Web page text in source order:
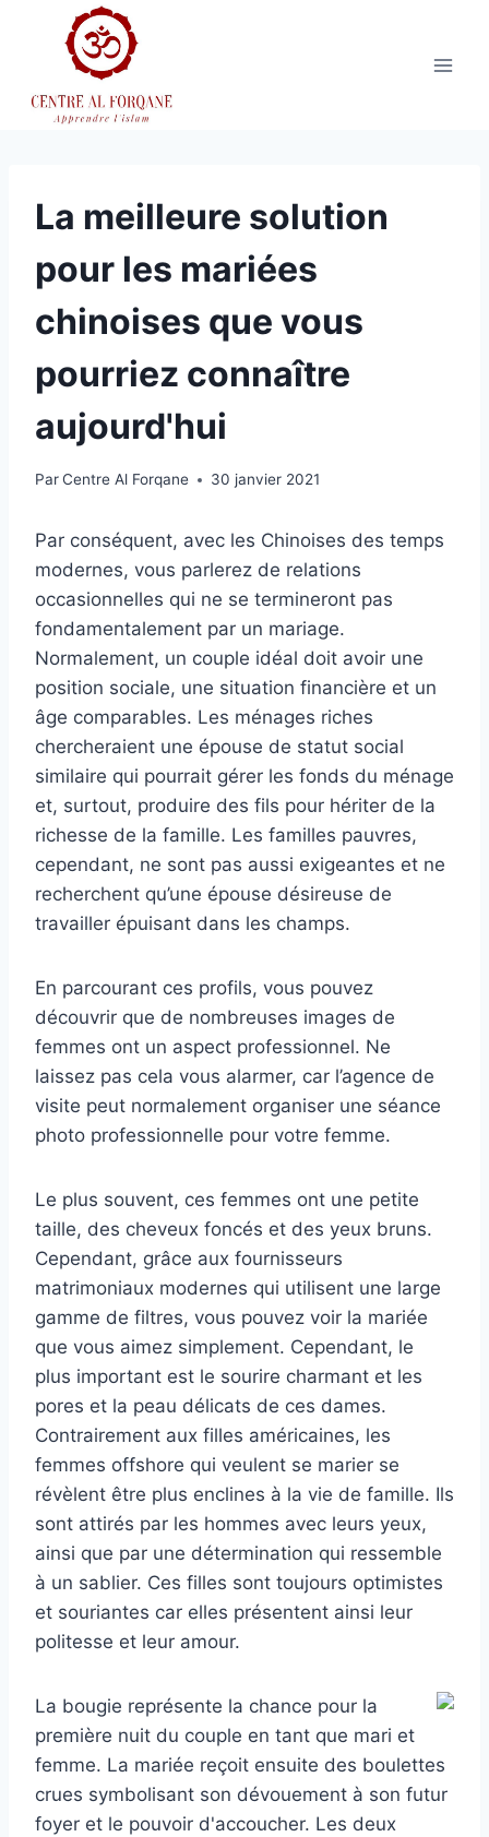
La meilleure solution
pour les mariées
chinoises que vous
pourriez connaître
aujourd'hui
ParCentre Al Forqane 30 janvier 2021
Par conséquent, avec les Chinoises des temps
modernes, vous parlerez de relations
occasionnelles qui ne se termineront pas
fondamentalement par un mariage.
Normalement, un couple idéal doit avoir une
position sociale, une situation financière et un
âge comparables. Les ménages riches
chercheraient une épouse de statut social
similaire qui pourrait gérer les fonds du ménage
et, surtout, produire des fils pour hériter de la
richesse de la famille. Les familles pauvres,
cependant, ne sont pas aussi exigeantes et ne
recherchent qu’une épouse désireuse de
travailler épuisant dans les champs.
En parcourant ces profils, vous pouvez
découvrir que de nombreuses images de
femmes ont un aspect professionnel. Ne
laissez pas cela vous alarmer, car l’agence de
visite peut normalement organiser une séance
photo professionnelle pour votre femme.
Le plus souvent, ces femmes ont une petite
taille, des cheveux foncés et des yeux bruns.
Cependant, grâce aux fournisseurs
matrimoniaux modernes qui utilisent une large
gamme de filtres, vous pouvez voir la mariée
que vous aimez simplement. Cependant, le
plus important est le sourire charmant et les
pores et la peau délicats de ces dames.
Contrairement aux filles américaines, les
femmes offshore qui veulent se marier se
révèlent être plus enclines à la vie de famille. Ils
sont attirés par les hommes avec leurs yeux,
ainsi que par une détermination qui ressemble
à un sablier. Ces filles sont toujours optimistes
et souriantes car elles présentent ainsi leur
politesse et leur amour.
La bougie représente la chance pour la
première nuit du couple en tant que mari et
femme. La mariée reçoit ensuite des boulettes
crues symbolisant son dévouement à son futur
foyer et le pouvoir d'accoucher. Les deux